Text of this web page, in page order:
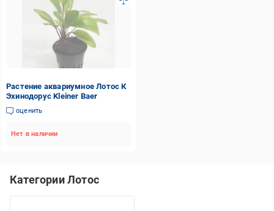
Растение аквариумное Лотос К
Эхинодорус Kleiner Baer
оценить
Нет в наличии
Категории Лотос